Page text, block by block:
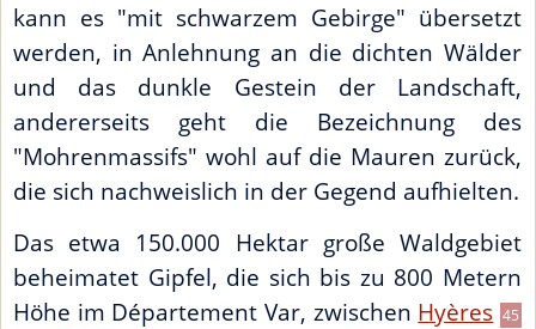
kann es "mit schwarzem Gebirge" übersetzt
werden, in Anlehnung an die dichten Wälder
und das dunkle Gestein der Landschaft,
andererseits geht die Bezeichnung des
"Mohrenmassifs" wohl auf die Mauren zurück,
die sich nachweislich in der Gegend aufhielten.
Das etwa 150.000 Hektar große Waldgebiet
beheimatet Gipfel, die sich bis zu 800 Metern
Höhe im Département Var, zwischen Hyères 45